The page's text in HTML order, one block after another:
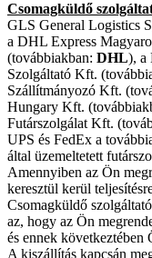
Csomagküldő
GLS General Logistics
a DHL Express
(továbbiakban: DHL), a
Szolgáltató Kft.
Szállítmányozó Kft.
Hungary Kft.
Futárszolgálat Kft.
UPS és FedEx a
által üzemeltetett
Amennyiben az Ön
keresztül kerül
Csomagküldő
az, hogy az Ön
és ennek következtében
A kiszállítás kapcsán